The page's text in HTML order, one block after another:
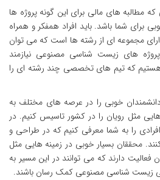
مطالبه های مالی برای این گونه پروژه ها
برای شما باشد. باید افراد همفکر و همراه
مجموعه ای از رشته ها است که می توان
های زیست شناسی مصنوعی نیازمند
که تیم های تخصصی چند رشته ای را
خوبی را در عرصه های مختلف به
مثل رویان را در کشور تاسیس کنیم. در
را به شما معرفی کنیم که در طراحی و
محققان بسیار خوبی در زمینه هایی مثل
فعالیت دارند که می توانند در این مسیر به
زیست شناسی مصنوعی کمک رسان باشند.